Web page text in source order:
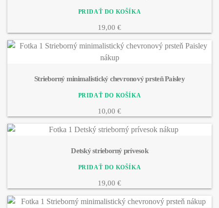
19,00 €
Strieborný minimalistický chevronový prsteň Paisley
10,00 €
Detský strieborný prívesok
19,00 €